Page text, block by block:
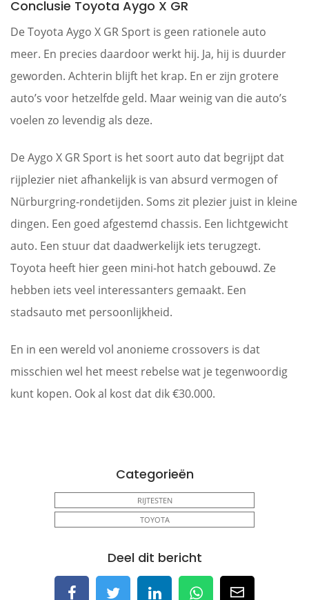
Conclusie Toyota Aygo X GR
De Toyota Aygo X GR Sport is geen rationele auto
meer. En precies daardoor werkt hij. Ja, hij is duurder
geworden. Achterin blijft het krap. En er zijn grotere
auto’s voor hetzelfde geld. Maar weinig van die auto’s
voelen zo levendig als deze.
De Aygo X GR Sport is het soort auto dat begrijpt dat
rijplezier niet afhankelijk is van absurd vermogen of
Nürburgring-rondetijden. Soms zit plezier juist in kleine
dingen. Een goed afgestemd chassis. Een lichtgewicht
auto. Een stuur dat daadwerkelijk iets terugzegt.
Toyota heeft hier geen mini-hot hatch gebouwd. Ze
hebben iets veel interessanters gemaakt. Een
stadsauto met persoonlijkheid.
En in een wereld vol anonieme crossovers is dat
misschien wel het meest rebelse wat je tegenwoordig
kunt kopen. Ook al kost dat dik €30.000.
Categorieën
RIJTESTEN
TOYOTA
Deel dit bericht